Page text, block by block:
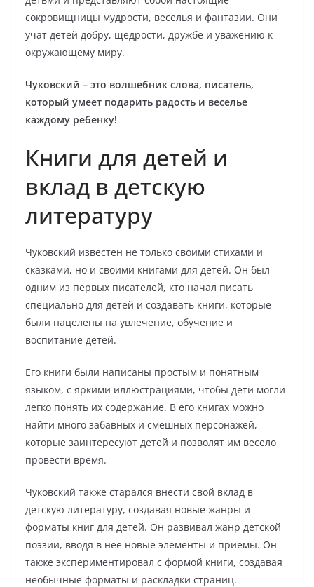
сокровищницы мудрости, веселья и фантазии. Они
учат детей добру, щедрости, дружбе и уважению к
окружающему миру.
Чуковский – это волшебник слова, писатель,
который умеет подарить радость и веселье
каждому ребенку!
Книги для детей и
вклад в детскую
литературу
Чуковский известен не только своими стихами и
сказками, но и своими книгами для детей. Он был
одним из первых писателей, кто начал писать
специально для детей и создавать книги, которые
были нацелены на увлечение, обучение и
воспитание детей.
Его книги были написаны простым и понятным
языком, с яркими иллюстрациями, чтобы дети могли
легко понять их содержание. В его книгах можно
найти много забавных и смешных персонажей,
которые заинтересуют детей и позволят им весело
провести время.
Чуковский также старался внести свой вклад в
детскую литературу, создавая новые жанры и
форматы книг для детей. Он развивал жанр детской
поэзии, вводя в нее новые элементы и приемы. Он
также экспериментировал с формой книги, создавая
необычные форматы и раскладки страниц.